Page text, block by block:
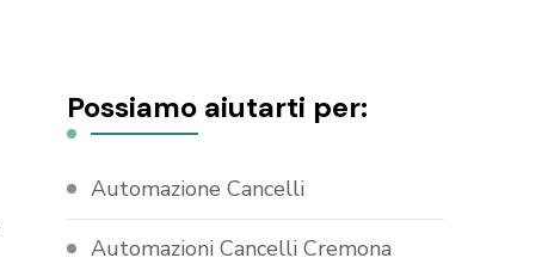
Possiamo aiutarti per:
Automazione Cancelli
Automazioni Cancelli Cremona